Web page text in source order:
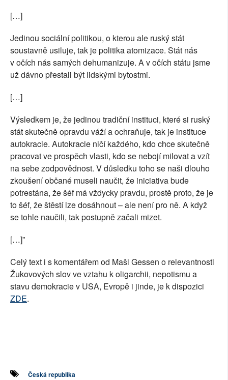
[…]
Jedinou sociální politikou, o kterou ale ruský stát
soustavně usiluje, tak je politika atomizace. Stát nás
v očích nás samých dehumanizuje. A v očích státu jsme
už dávno přestali být lidskými bytostmi.
[…]
Výsledkem je, že jedinou tradiční instituci, které si ruský
stát skutečně opravdu váží a ochraňuje, tak je instituce
autokracie. Autokracie ničí každého, kdo chce skutečně
pracovat ve prospěch vlasti, kdo se nebojí milovat a vzít
na sebe zodpovědnost. V důsledku toho se naši dlouho
zkoušení občané museli naučit, že iniciativa bude
potrestána, že šéf má vždycky pravdu, prostě proto, že je
to šéf, že štěstí lze dosáhnout – ale není pro ně. A když
se tohle naučili, tak postupně začali mizet.
[…]”
Celý text i s komentářem od Maši Gessen o relevantnosti
Žukovových slov ve vztahu k oligarchii, nepotismu a
stavu demokracie v USA, Evropě i jinde, je k dispozici
ZDE.
Česká republika